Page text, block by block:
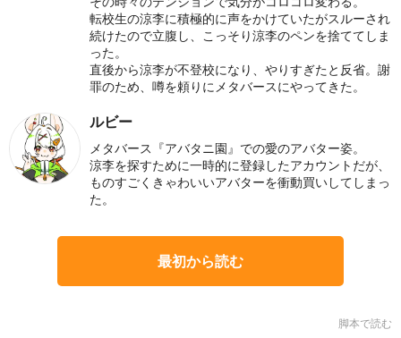
転校生の涼李に積極的に声をかけていたがスルーされ
続けたので立腹し、こっそり涼李のペンを捨ててしま
った。
直後から涼李が不登校になり、やりすぎたと反省。謝
罪のため、噂を頼りにメタバースにやってきた。
ルビー
メタバース『アバタニ園』での愛のアバター姿。
涼李を探すために一時的に登録したアカウントだが、
ものすごくきゃわいいアバターを衝動買いしてしまっ
た。
最初から読む
脚本で読む